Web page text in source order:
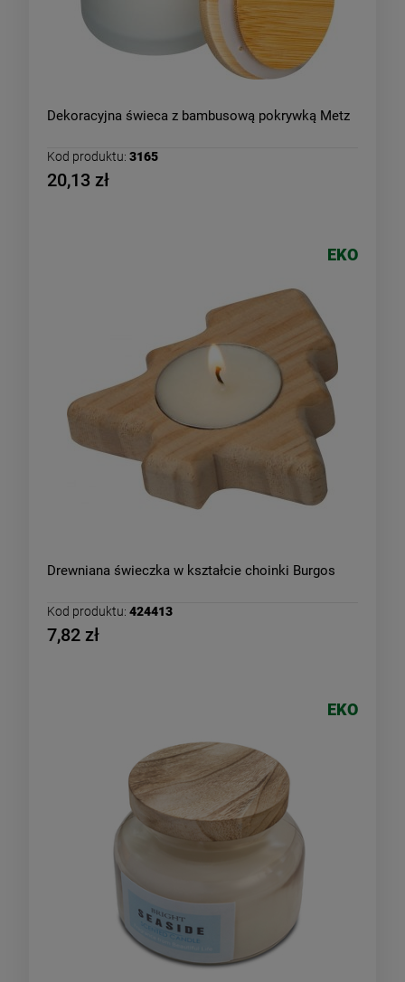
Dekoracyjna świeca z bambusową pokrywką Metz
Kod produktu: 3165
20,13 zł
Drewniana świeczka w kształcie choinki Burgos
Kod produktu: 424413
7,82 zł
EKO
EKO